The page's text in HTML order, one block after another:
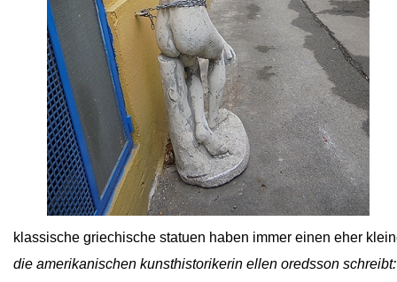
klassische griechische statuen haben immer einen eher
die amerikanischen kunsthistorikerin ellen oredsson